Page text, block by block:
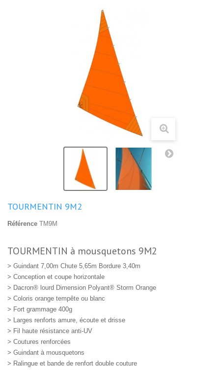
TOURMENTIN 9M2
Référence TM9M
TOURMENTIN à mousquetons 9M2
> Guindant 7,00m Chute 5,65m Bordure 3,40m
> Conception et coupe horizontale
> Dacron® lourd Dimension Polyant® Storm Orange
> Coloris orange tempête ou blanc
> Fort grammage 400g
> Larges renforts amure, écoute et drisse
> Fil haute résistance anti-UV
> Coutures renforcées
> Guindant à mousquetons
> Ralingue et bande de renfort double couture